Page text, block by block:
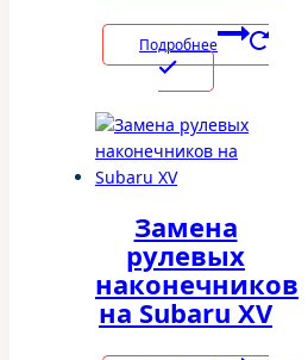
Подробнее
Замена
рулевых
наконечников
на Subaru XV